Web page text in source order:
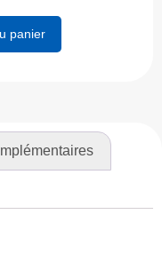
panier